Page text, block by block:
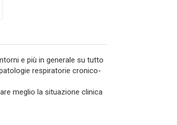
e più in generale su tutto
respiratorie cronico-
meglio la situazione clinica